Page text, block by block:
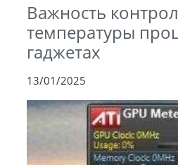
Важность
температуры
гаджетах
13/01/2025